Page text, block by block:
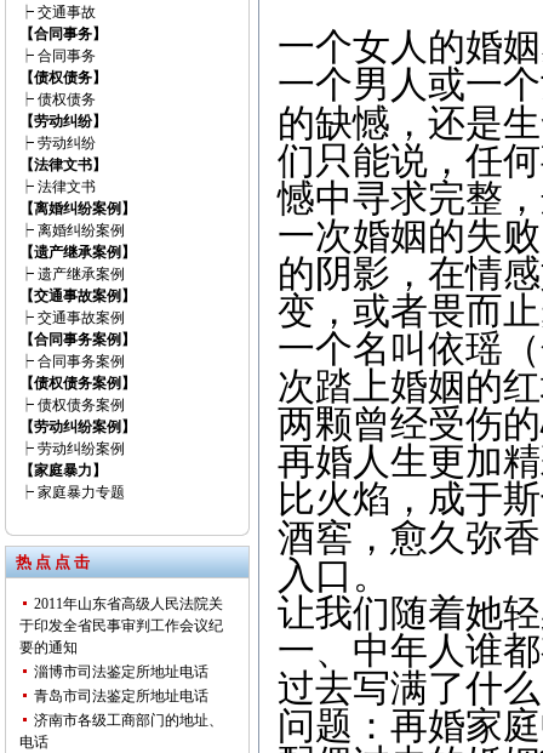
┝ 交通事故
【合同事务】
┝ 合同事务
【债权债务】
┝ 债权债务
【劳动纠纷】
┝ 劳动纠纷
【法律文书】
┝ 法律文书
【离婚纠纷案例】
┝ 离婚纠纷案例
【遗产继承案例】
┝ 遗产继承案例
【交通事故案例】
┝ 交通事故案例
【合同事务案例】
┝ 合同事务案例
【债权债务案例】
┝ 债权债务案例
【劳动纠纷案例】
┝ 劳动纠纷案例
【家庭暴力】
┝ 家庭暴力专题
热 点 点 击
2011年山东省高级人民法院关
于印发全省民事审判工作会议纪
要的通知
淄博市司法鉴定所地址电话
青岛市司法鉴定所地址电话
济南市各级工商部门的地址、
电话
一个女人的婚
一个男人或一
的缺憾，还是
们只能说，任
憾中寻求完整
一次婚姻的失
的阴影，在情
变，或者畏而
一个名叫依瑶
次踏上婚姻的
两颗曾经受伤
再婚人生更加
比火焰，成于
酒窖，愈久弥
入口。
让我们随着她
一、中年人谁
过去写满了什
问题：再婚家